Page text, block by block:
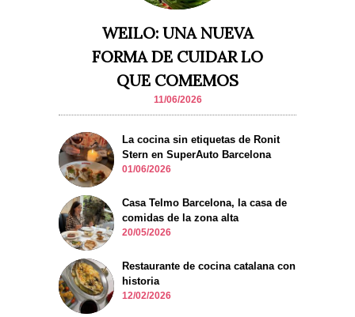
WEILO: UNA NUEVA
FORMA DE CUIDAR LO
QUE COMEMOS
11/06/2026
La cocina sin etiquetas de Ronit
Stern en SuperAuto Barcelona
01/06/2026
Casa Telmo Barcelona, la casa de
comidas de la zona alta
20/05/2026
Restaurante de cocina catalana con
historia
12/02/2026
personalizados.